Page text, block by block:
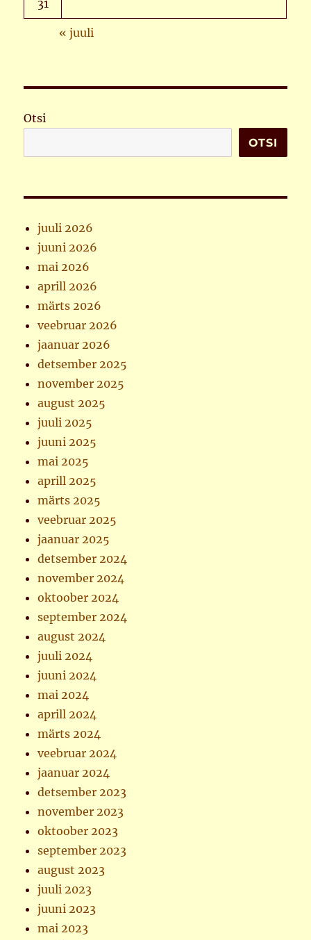
31
« juuli
Otsi
OTSI
juuli 2026
juuni 2026
mai 2026
aprill 2026
märts 2026
veebruar 2026
jaanuar 2026
detsember 2025
november 2025
august 2025
juuli 2025
juuni 2025
mai 2025
aprill 2025
märts 2025
veebruar 2025
jaanuar 2025
detsember 2024
november 2024
oktoober 2024
september 2024
august 2024
juuli 2024
juuni 2024
mai 2024
aprill 2024
märts 2024
veebruar 2024
jaanuar 2024
detsember 2023
november 2023
oktoober 2023
september 2023
august 2023
juuli 2023
juuni 2023
mai 2023